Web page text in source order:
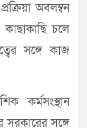
অবলম্বন
কাছাকাছি চলে
সঙ্গে কাজ
কর্মসংস্থান
সরকারের সঙ্গে